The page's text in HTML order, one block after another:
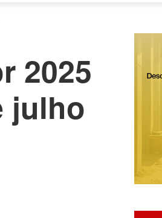
2025
julho